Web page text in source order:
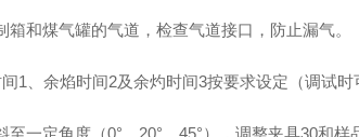
和煤气罐的气道，检查气道接口，防止漏气。
、余焰时间2及余灼时间3按要求设定（调试时
定角度（0°、20°、45°），调整夹具30和样